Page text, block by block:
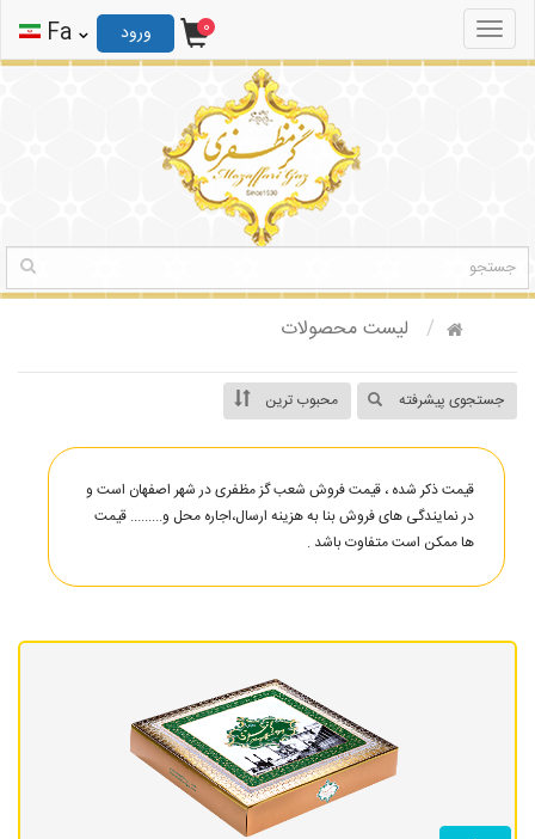
ورود ثبت نام
Toggle
navigation
0 ورود Fa
لیست محصولات
جستجوی پیشرفته محبوب ترین
قیمت ذکر شده ، قیمت فروش شعب گز مظفری در شهر اصفهان است و
در نمایندگی های فروش بنا به هزینه ارسال،اجاره محل و......... قیمت
ها ممکن است متفاوت باشد .